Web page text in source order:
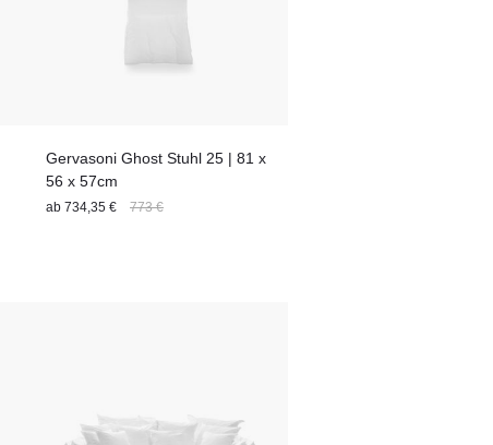
Gervasoni Ghost Stuhl 25 | 81 x
56 x 57cm
ab 734,35 € 773 €